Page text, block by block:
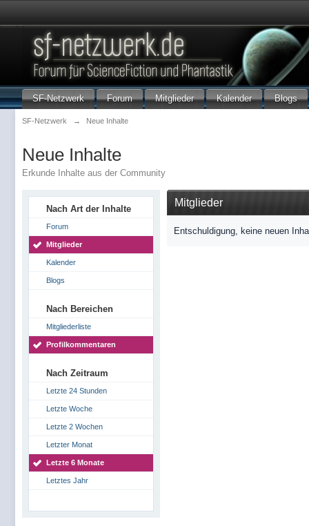
SF-Netzwerk Forum Mitglieder Kalender Blogs
SF-Netzwerk → Neue Inhalte
Neue Inhalte
Erkunde Inhalte aus der Community
Nach Art der Inhalte
Forum
Mitglieder
Kalender
Blogs
Nach Bereichen
Mitgliederliste
Profilkommentaren
Nach Zeitraum
Letzte 24 Stunden
Letzte Woche
Letzte 2 Wochen
Letzter Monat
Letzte 6 Monate
Letztes Jahr
Mitglieder
Entschuldigung, keine neuen